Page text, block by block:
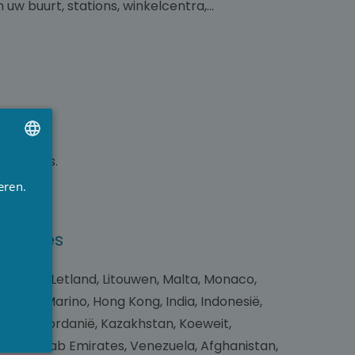
uw buurt, stations, winkelcentra,…
Letland, Litouwen, Malta, Monaco,
San Marino, Hong Kong, India, Indonesië,
Jordanië, Kazakhstan, Koeweit,
Arab Emirates, Venezuela, Afghanistan,